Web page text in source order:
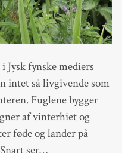
fynske mediers
intet så livgivende som
Fuglene bygger
af vinterhiet og
føde og lander på